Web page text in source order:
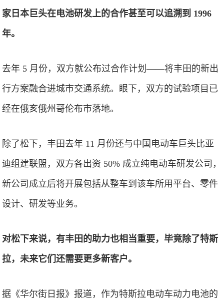
家日本巨头在电池研发上的合作甚至可以追溯到 1996
年。
去年 5 月份，双方就公布过合作计划——将丰田的新出
行方案融合进城市交通系统。眼下，双方的试验项目已
经在俄亥俄州哥伦布市落地。
除了松下，丰田去年 11 月份还与中国电动车巨头比亚
迪组建联盟，双方各出资 50% 成立纯电动车研发公司，
新公司成立后将开展包括从整车到该车所用平台、零件
设计、研发等业务。
对松下来说，有丰田的助力也相当重要，毕竟除了特斯
拉，未来它们还需要更多新客户。
据《华尔街日报》报道，作为特斯拉电动车动力电池的